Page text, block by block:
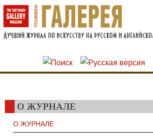
Перейти к основному содержанию
Skip to search
О ЖУРНАЛЕ
О ЖУРНАЛЕ